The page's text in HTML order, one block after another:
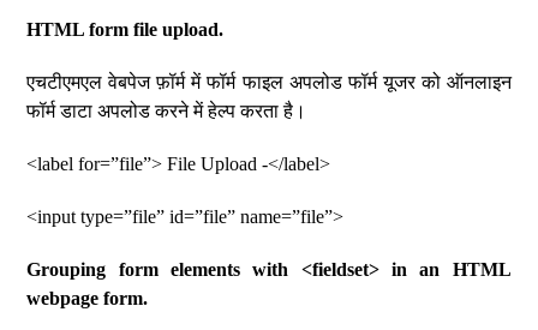
HTML form file upload.
एचटीएमएल वेबपेज फ़ॉर्म में फॉर्म फाइल अपलोड फॉर्म यूजर को ऑनलाइन
फॉर्म डाटा अपलोड करने में हेल्प करता है।
<label for=”file”> File Upload -</label>
<input type=”file” id=”file” name=”file”>
Grouping form elements with <fieldset> in an HTML
webpage form.